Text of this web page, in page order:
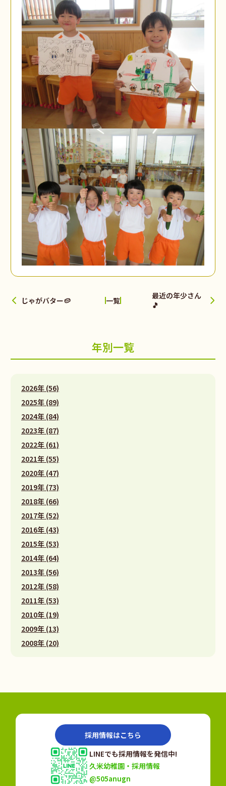
じゃがバター🥔 一覧
最近の年少さん
🎵
年別一覧
2026年 (56)
2025年 (89)
2024年 (84)
2023年 (87)
2022年 (61)
2021年 (55)
2020年 (47)
2019年 (73)
2018年 (66)
2017年 (52)
2016年 (43)
2015年 (53)
2014年 (64)
2013年 (56)
2012年 (58)
2011年 (53)
2010年 (19)
2009年 (13)
2008年 (20)
採用情報はこちら
LINEでも採用情報を発信中!
久米幼稚園・採用情報
@505anugn